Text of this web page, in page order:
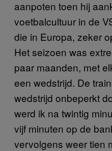
aanpoten toen hij
voetbalcultuur in de
die in Europa, zeker
Het seizoen was
paar maanden, met
een wedstrijd. De
wedstrijd onbeperkt
werd ik na twintig
vijf minuten op de
vervolgens weer tien